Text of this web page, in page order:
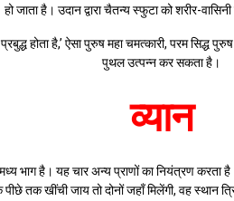
हो जाता है। उदान द्वारा चैतन्य स्फुटा को शरीर-
होता है,’ ऐसा पुरुष महा चमत्कारी, परम सिद्ध
पुथल उत्पन्न कर सकता है।
व्यान
मध्य भाग है। यह चार अन्य प्राणों का नियंत्रण
तक खींची जाय तो दोनों जहाँ मिलेंगी, वह स्थान